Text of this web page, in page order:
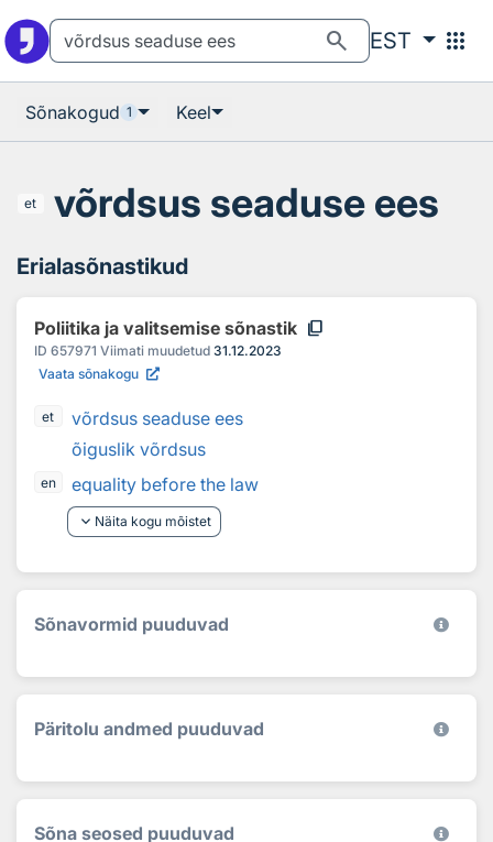
search EST apps
Sõnakogud 1 Keel
et võrdsus seaduse ees
Erialasõnastikud
Poliitika ja valitsemise sõnastik content_copy
ID 657971 Viimati muudetud 31.12.2023
Vaata sõnakogu
et
võrdsus seaduse ees
õiguslik võrdsus
en
equality before the law
keyboard_arrow_down Näita kogu mõistet
Sõnavormid puuduvad
Päritolu andmed puuduvad
Sõna seosed puuduvad